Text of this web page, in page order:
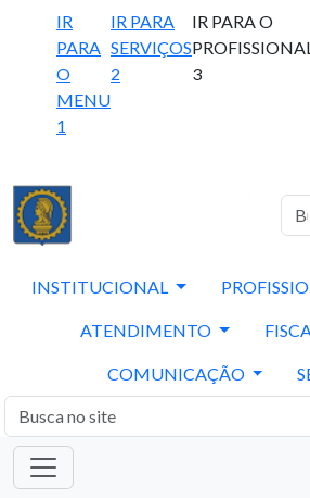
IR
PARA
O
MENU
1
IR PARA
SERVIÇOS
2
IR PARA O
3
INSTITUCIONAL
ATENDIMENTO
COMUNICAÇÃO